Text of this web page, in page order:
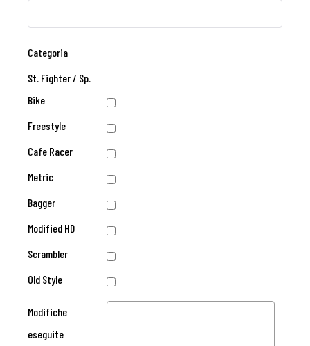
Categoria
St. Fighter / Sp.
Bike
Freestyle
Cafe Racer
Metric
Bagger
Modified HD
Scrambler
Old Style
Modifiche
eseguite